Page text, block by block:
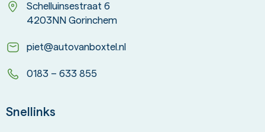
Schelluinsestraat 6
4203NN Gorinchem
piet@autovanboxtel.nl
0183 – 633 855
Snellinks